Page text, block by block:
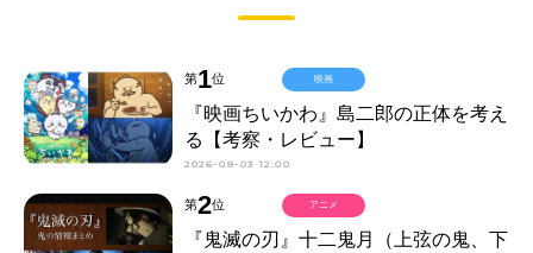
第1位
『映画ちいかわ』島二郎の正体を考え
る【考察・レビュー】
2026-08-03 12:00
映画
第2位
『鬼滅の刃』十二鬼月（上弦の鬼、下
アニメ